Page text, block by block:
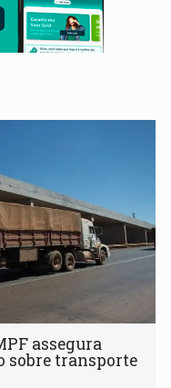
assegura
sobre transporte